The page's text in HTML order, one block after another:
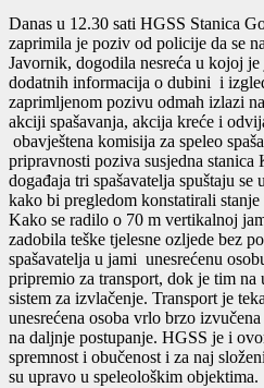
Danas u 12.30 sati HGSS Stanica
zaprimila je poziv od policije da se
Javornik, dogodila nesreća u kojoj
dodatnih informacija o dubini i
zaprimljenom pozivu odmah izlazi
akciji spašavanja, akcija kreće i
obavještena komisija za speleo
pripravnosti poziva susjedna
događaja tri spašavatelja spuštaju se
kako bi pregledom konstatirali
Kako se radilo o 70 m vertikalnoj
zadobila teške tjelesne ozljede bez
spašavatelja u jami unesrećenu
pripremio za transport, dok je tim na
sistem za izvlačenje. Transport je
unesrećena osoba vrlo brzo
na daljnje postupanje. HGSS je i
spremnost i obučenost i za naj
su upravo u speleološkim objektima.